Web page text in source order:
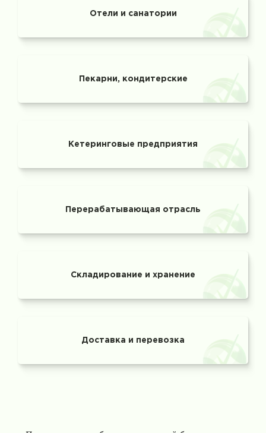
Отели и санатории
Пекарни, кондитерские
Кетеринговые предприятия
Перерабатывающая отрасль
Складирование и хранение
Доставка и перевозка